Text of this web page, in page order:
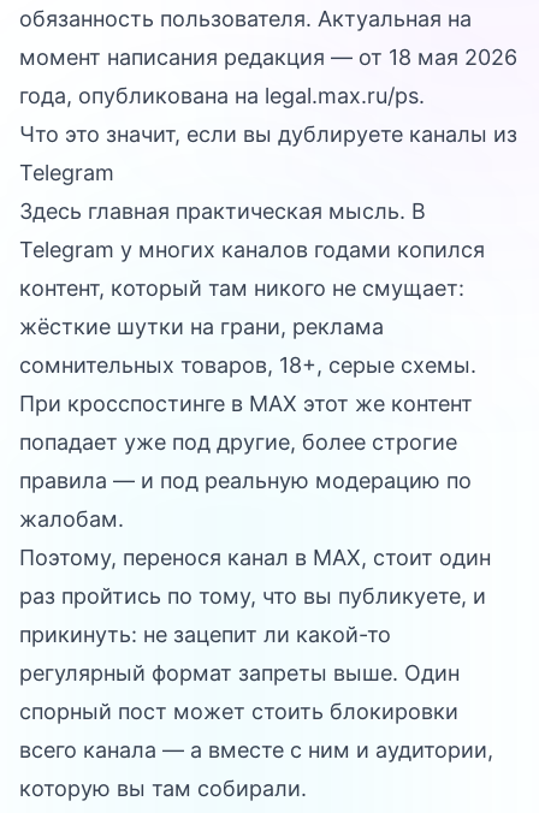
обязанность пользователя. Актуальная на
момент написания редакция — от 18 мая 2026
года, опубликована на legal.max.ru/ps.
Что это значит, если вы дублируете каналы из
Telegram
Здесь главная практическая мысль. В
Telegram у многих каналов годами копился
контент, который там никого не смущает:
жёсткие шутки на грани, реклама
сомнительных товаров, 18+, серые схемы.
При кросспостинге в MAX этот же контент
попадает уже под другие, более строгие
правила — и под реальную модерацию по
жалобам.
Поэтому, перенося канал в MAX, стоит один
раз пройтись по тому, что вы публикуете, и
прикинуть: не зацепит ли какой-то
регулярный формат запреты выше. Один
спорный пост может стоить блокировки
всего канала — а вместе с ним и аудитории,
которую вы там собирали.